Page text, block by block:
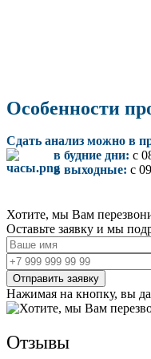
Особенности
Сдать анализ можно в
в будние дни: с
в выходные: с
Хотите, мы Вам
Оставьте заявку и мы
Нажимая на кнопку, вы
Отзывы